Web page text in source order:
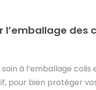
l’emballage des
à l’emballage
pour bien protéger